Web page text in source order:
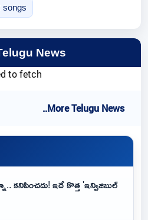
songs
News
to fetch
..More Telugu News
కనిపించదు! ఇదే కొత్త 'ఇన్విజిబుల్